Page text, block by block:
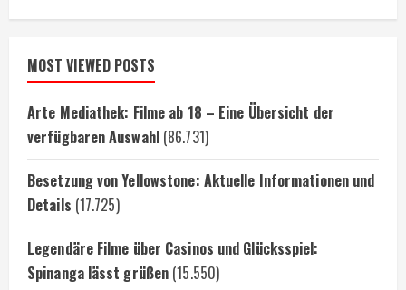
MOST VIEWED POSTS
Arte Mediathek: Filme ab 18 – Eine Übersicht der
verfügbaren Auswahl (86.731)
Besetzung von Yellowstone: Aktuelle Informationen und
Details (17.725)
Legendäre Filme über Casinos und Glücksspiel:
Spinanga lässt grüßen (15.550)